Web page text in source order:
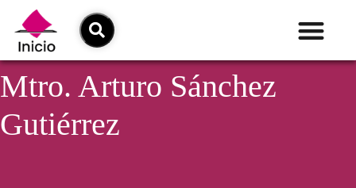
Mtro. Arturo Sánchez
Gutiérrez